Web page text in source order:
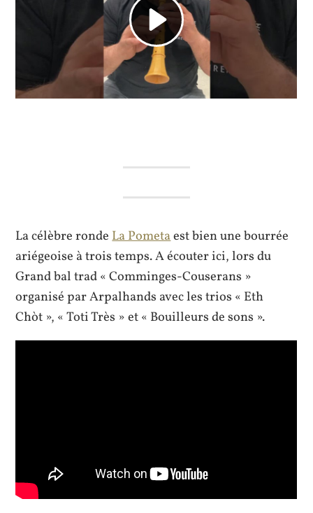
La célèbre rondeLa Pometaest bien une bourrée
ariégeoise à trois temps. A écouter ici, lors du
Grand bal trad « Comminges-Couserans »
organisé par Arpalhands avec les trios « Eth
Chòt », « Toti Très » et « Bouilleurs de sons ».